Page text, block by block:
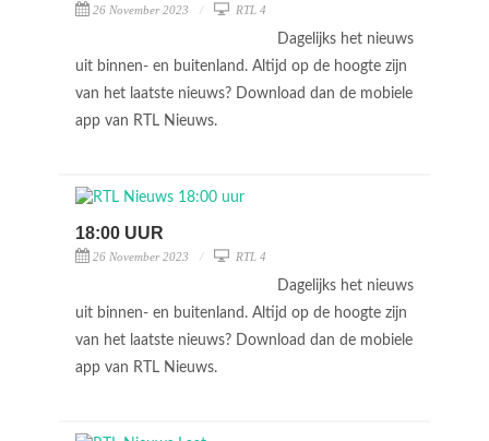
26 November 2023 RTL 4
Dagelijks het nieuws
uit binnen- en buitenland. Altijd op de hoogte zijn
van het laatste nieuws? Download dan de mobiele
app van RTL Nieuws.
18:00 UUR
26 November 2023 RTL 4
Dagelijks het nieuws
uit binnen- en buitenland. Altijd op de hoogte zijn
van het laatste nieuws? Download dan de mobiele
app van RTL Nieuws.